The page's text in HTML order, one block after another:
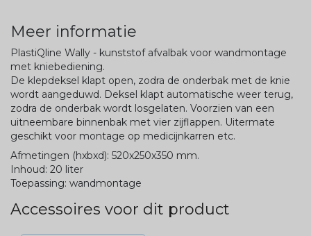
Meer informatie
PlastiQline Wally - kunststof afvalbak voor wandmontage
met kniebediening.
De klepdeksel klapt open, zodra de onderbak met de knie
wordt aangeduwd. Deksel klapt automatische weer terug,
zodra de onderbak wordt losgelaten. Voorzien van een
uitneembare binnenbak met vier zijflappen. Uitermate
geschikt voor montage op medicijnkarren etc.
Afmetingen (hxbxd): 520x250x350 mm.
Inhoud: 20 liter
Toepassing: wandmontage
Accessoires voor dit product